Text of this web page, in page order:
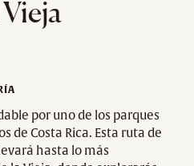
por uno de los parques
de Costa Rica. Esta ruta de
hasta lo más